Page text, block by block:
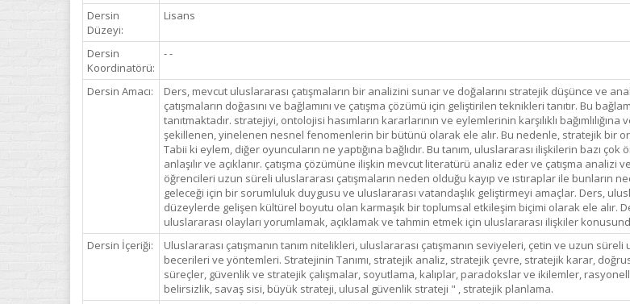
Dersin
Düzeyi:
Lisans
Dersin
Koordinatörü:
- -
Dersin Amacı:
Ders, mevcut uluslararası çatışmaların bir analizini sunar ve doğalarını stratejik düşünce ve
çatışmaların doğasını ve bağlamını ve çatışma çözümü için geliştirilen teknikleri tanıtır. Bu
tanıtmaktadır. stratejiyi, ontolojisi hasımların kararlarının ve eylemlerinin karşılıklı
şekillenen, yinelenen nesnel fenomenlerin bir bütünü olarak ele alır. Bu nedenle, stratejik bir
Tabii ki eylem, diğer oyuncuların ne yaptığına bağlıdır. Bu tanım, uluslararası ilişkilerin bazı
anlaşılır ve açıklanır. çatışma çözümüne ilişkin mevcut literatürü analiz eder ve çatışma analizi
öğrencileri uzun süreli uluslararası çatışmaların neden olduğu kayıp ve ıstıraplar ile bunların
geleceği için bir sorumluluk duygusu ve uluslararası vatandaşlık geliştirmeyi amaçlar. Ders,
düzeylerde gelişen kültürel boyutu olan karmaşık bir toplumsal etkileşim biçimi olarak ele alır.
uluslararası olayları yorumlamak, açıklamak ve tahmin etmek için uluslararası ilişkiler
Dersin İçeriği:
Uluslararası çatışmanın tanım nitelikleri, uluslararası çatışmanın seviyeleri, çetin ve uzun süreli
becerileri ve yöntemleri. Stratejinin Tanımı, stratejik analiz, stratejik çevre, stratejik karar,
süreçler, güvenlik ve stratejik çalışmalar, soyutlama, kalıplar, paradokslar ve ikilemler,
belirsizlik, savaş sisi, büyük strateji, ulusal güvenlik strateji " , stratejik planlama.